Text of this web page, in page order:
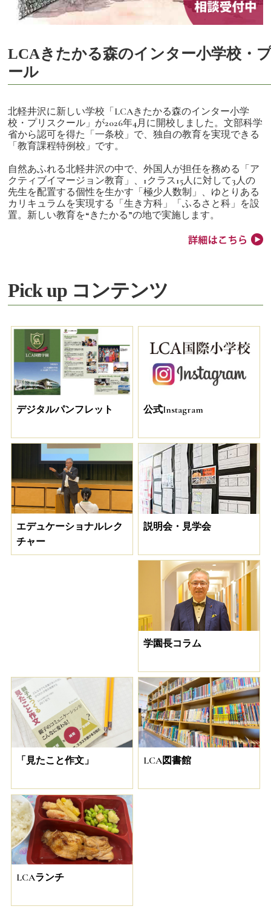
LCAきたかる森のインター小学校・
ール
北軽井沢に新しい学校「LCAきたかる森のインター小学
校・プリスクール」が2026年4月に開校しました。文部科学
省から認可を得た「一条校」で、独自の教育を実現できる
「教育課程特例校」です。
自然あふれる北軽井沢の中で、外国人が担任を務める「ア
クティブイマージョン教育」、1クラス15人に対して3人の
先生を配置する個性を生かす「極少人数制」、ゆとりある
カリキュラムを実現する「生き方科」「ふるさと科」を設
置。新しい教育を“きたかる”の地で実施します。
Pick up コンテンツ
デジタルパンフレット 公式Instagram
エデュケーショナルレク
チャー
説明会・見学会
学園長コラム
「見たこと作文」 LCA図書館
LCAランチ